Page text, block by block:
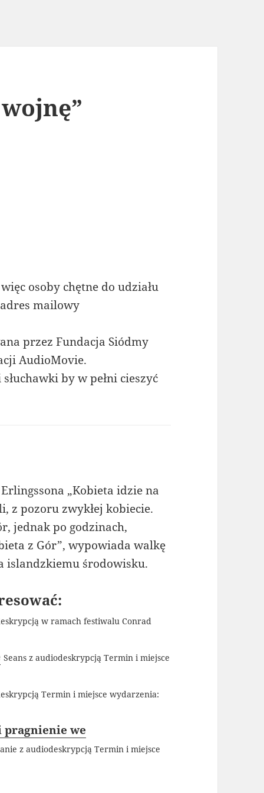
osoby chętne do udziału
mailowy
przez Fundacja Siódmy
AudioMovie.
by w pełni cieszyć
„Kobieta idzie na
z pozoru zwykłej kobiecie.
jednak po godzinach,
z Gór”, wypowiada walkę
islandzkiemu środowisku.
w ramach festiwalu Conrad
Seans z audiodeskrypcją Termin i miejsce
Termin i miejsce wydarzenia:
pragnienie we
z audiodeskrypcją Termin i miejsce